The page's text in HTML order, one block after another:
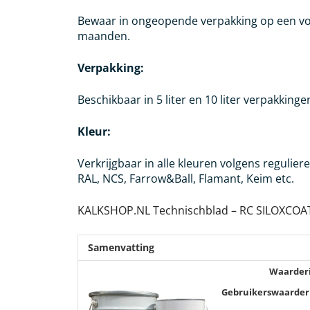
Bewaar in ongeopende verpakking op een
maanden.
Verpakking:
Beschikbaar in 5 liter en 10 liter
Kleur:
Verkrijgbaar in alle kleuren volgens
RAL, NCS, Farrow&Ball, Flamant, Keim etc.
KALKSHOP.NL Technischblad – RC
Samenvatting